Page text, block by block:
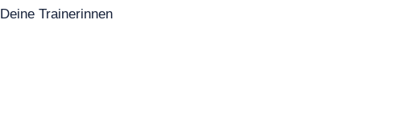
Deine Trainerinnen